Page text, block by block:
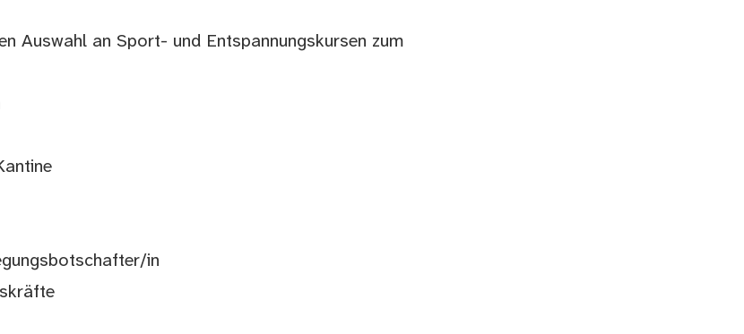
Auswahl an Sport- und Entspannungskursen zum
in